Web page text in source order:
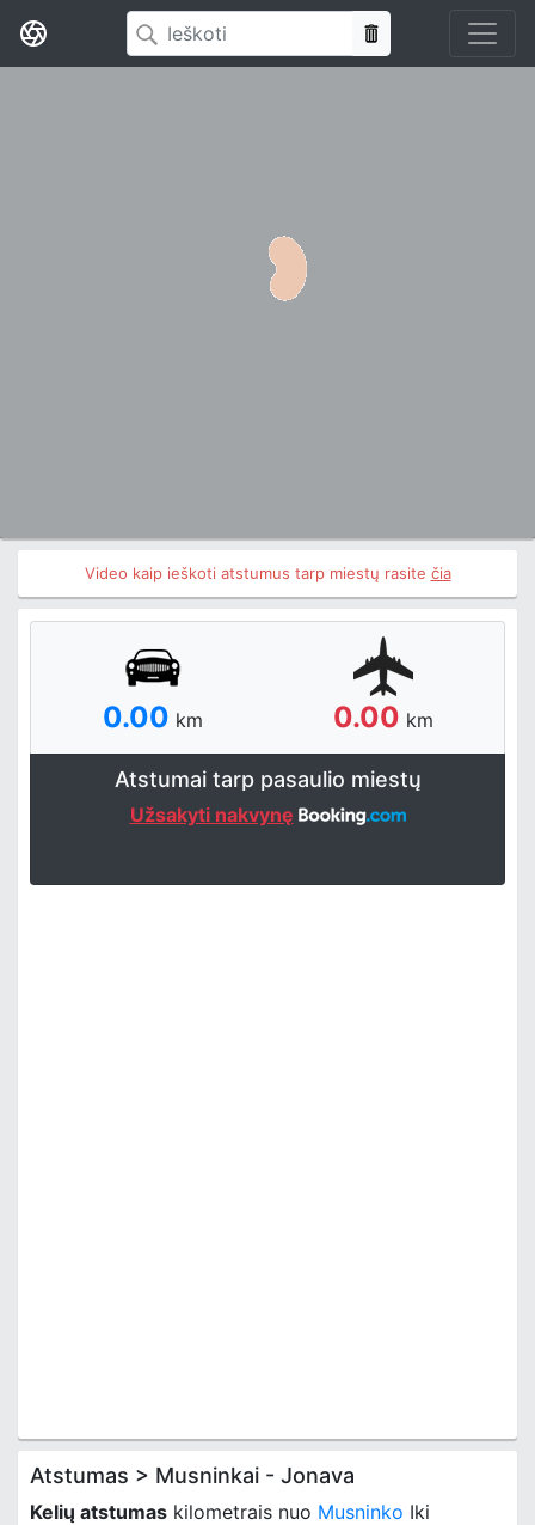
Video kaip ieškoti atstumus tarp miestų rasite čia
0.00 km 0.00 km
Atstumai tarp pasaulio miestų
Užsakyti nakvynę
Atstumas > Musninkai - Jonava
Kelių atstumas kilometrais nuo Musninko Iki